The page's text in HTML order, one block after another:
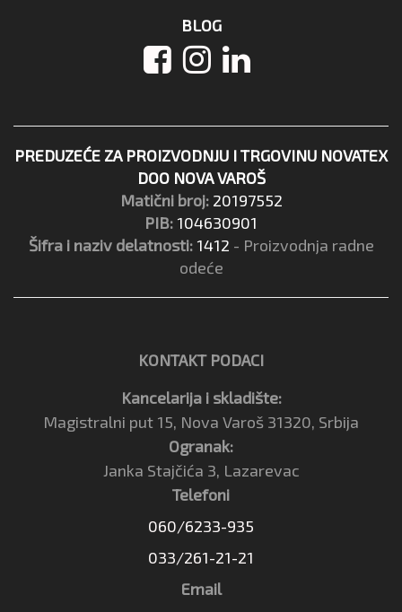
BLOG
PREDUZEĆE ZA PROIZVODNJU I TRGOVINU NOVATEX
DOO NOVA VAROŠ
Matični broj: 20197552
PIB: 104630901
Šifra i naziv delatnosti: 1412 - Proizvodnja radne
odeće
KONTAKT PODACI
Kancelarija i skladište:
Magistralni put 15, Nova Varoš 31320, Srbija
Ogranak:
Janka Stajčića 3, Lazarevac
Telefoni
060/6233-935
033/261-21-21
Email